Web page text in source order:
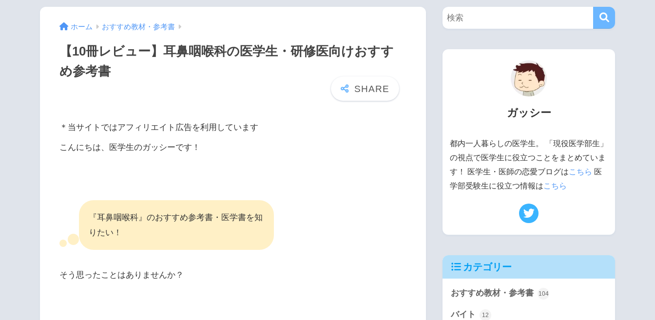
ホーム おすすめ教材・参考書
【10冊レビュー】耳鼻咽喉科の医学生・研修医向けおすす
め参考書
＊当サイトではアフィリエイト広告を利用しています
こんにちは、医学生のガッシーです！
『耳鼻咽喉科』のおすすめ参考書・医学書を知
りたい！
そう思ったことはありませんか？
ガッシー
都内一人暮らしの医学生。 「現役医学部生」
の視点で医学生に役立つことをまとめていま
す！ 医学生・医師の恋愛ブログはこちら 医
学部受験生に役立つ情報はこちら
カテゴリー
おすすめ教材・参考書 104
バイト 12